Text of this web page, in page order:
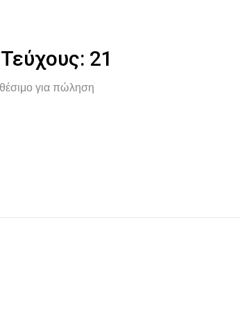
21
για πώληση